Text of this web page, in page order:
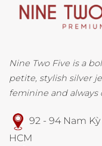
Nine Two Five is a
petite, stylish silver
feminine and always
92 - 94 Nam
HCM